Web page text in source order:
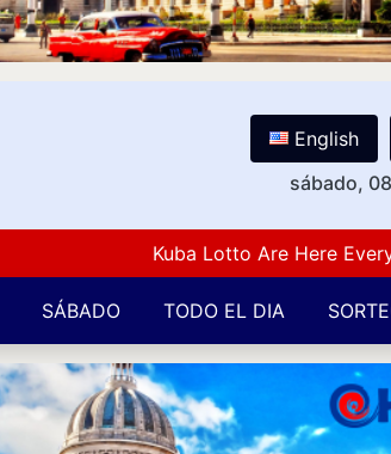
English
sábado,
Kuba Lotto Are Here Every
SÁBADO TODO EL DIA